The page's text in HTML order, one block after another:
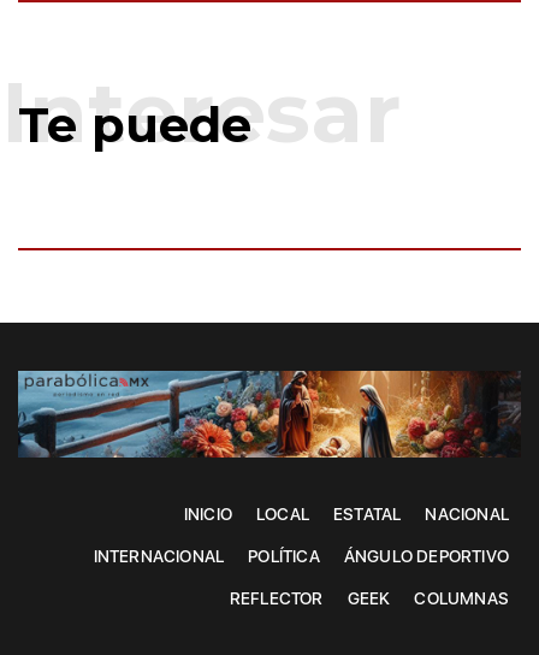
Te puede
INICIO LOCAL ESTATAL NACIONAL
INTERNACIONAL POLÍTICA ÁNGULO DEPORTIVO
REFLECTOR GEEK COLUMNAS